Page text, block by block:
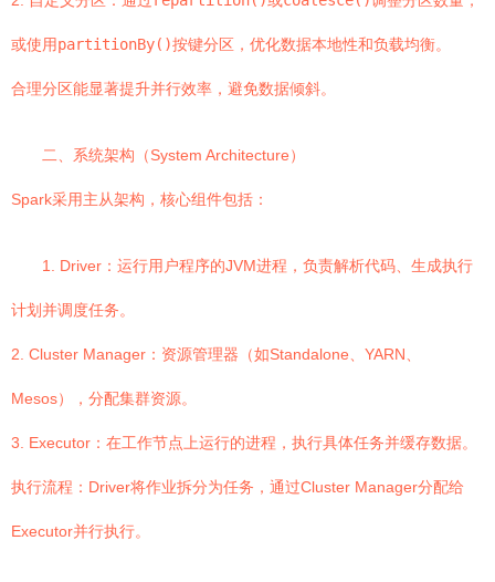
或使用partitionBy()按键分区，优化数据本地性和负载均衡。
合理分区能显著提升并行效率，避免数据倾斜。
二、系统架构（System Architecture）
Spark采用主从架构，核心组件包括：
1. Driver：运行用户程序的JVM进程，负责解析代码、生成执行
计划并调度任务。
2. Cluster Manager：资源管理器（如Standalone、YARN、
Mesos），分配集群资源。
3. Executor：在工作节点上运行的进程，执行具体任务并缓存数据。
执行流程：Driver将作业拆分为任务，通过Cluster Manager分配给
Executor并行执行。